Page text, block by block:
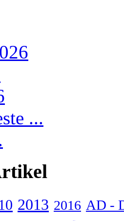
...
2013 2016 AD -